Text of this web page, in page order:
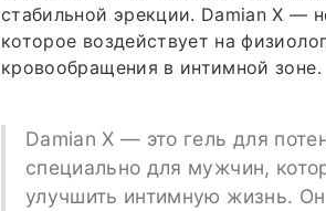
стабильной эрекции. Damian X —
которое воздействует на
кровообращения в интимной зоне.
Damian X — это гель для
специально для мужчин,
улучшить интимную жизнь.